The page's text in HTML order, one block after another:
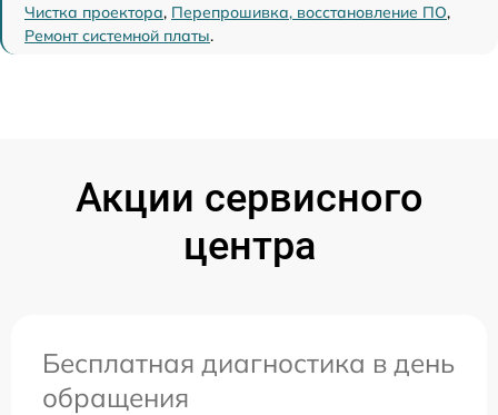
Чистка проектора, Перепрошивка, восстановление ПО,
Ремонт системной платы.
Акции сервисного
центра
Бесплатная диагностика в день
обращения